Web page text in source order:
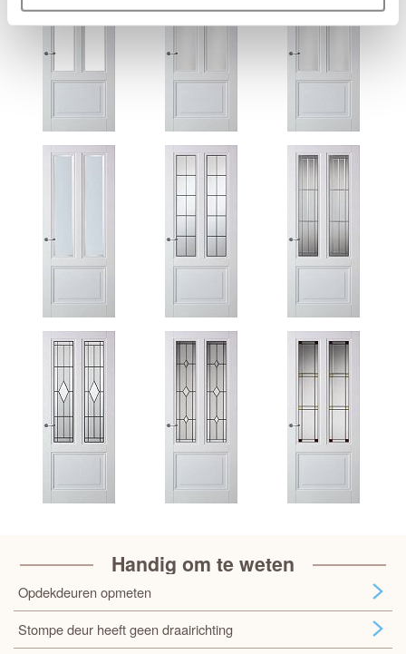
Handig om te weten
Opdekdeuren opmeten
Stompe deur heeft geen draairichting